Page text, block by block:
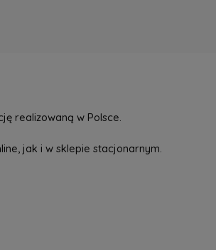
realizowaną w Polsce.
jak i w sklepie stacjonarnym.